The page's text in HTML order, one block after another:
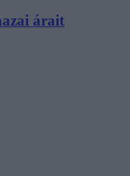
árait